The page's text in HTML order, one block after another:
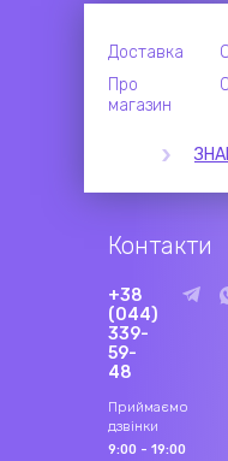
Доставка
Про
магазин
Контакти
+38
(044)
339-
59-
48
Приймаємо
дзвінки
9:00 - 19:00